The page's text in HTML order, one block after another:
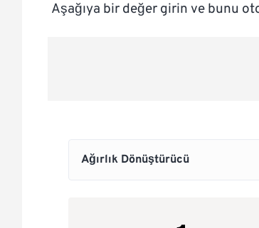
Aşağıya bir değer girin ve bunu